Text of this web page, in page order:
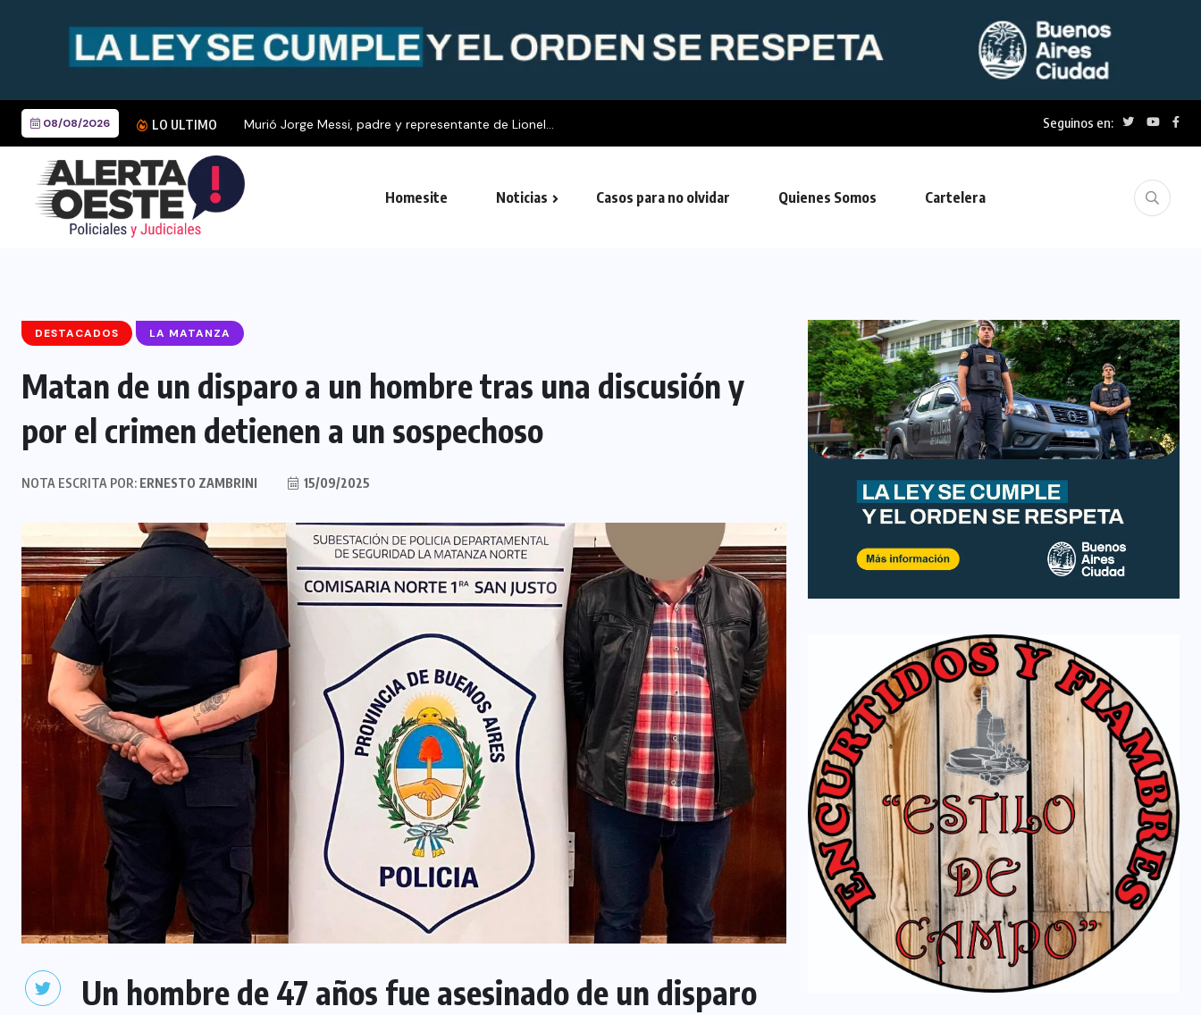
08/08/2026 LO ULTIMO Murió Jorge Messi, padre y representante de Lionel... Seguinos en:
Homesite Noticias Casos para no olvidar Quienes Somos Cartelera
DESTACADOS LA MATANZA
Matan de un disparo a un hombre tras una discusión y
por el crimen detienen a un sospechoso
NOTA ESCRITA POR: ERNESTO ZAMBRINI 15/09/2025
Un hombre de 47 años fue asesinado de un disparo